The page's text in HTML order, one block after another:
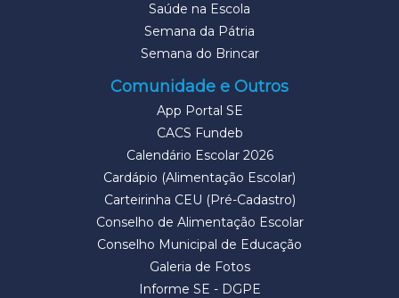
Saúde na Escola
Semana da Pátria
Semana do Brincar
Comunidade e Outros
App Portal SE
CACS Fundeb
Calendário Escolar 2026
Cardápio (Alimentação Escolar)
Carteirinha CEU (Pré-Cadastro)
Conselho de Alimentação Escolar
Conselho Municipal de Educação
Galeria de Fotos
Informe SE - DGPE